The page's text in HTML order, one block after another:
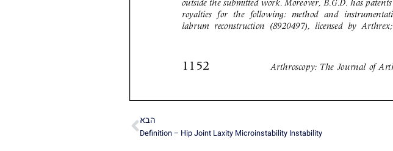
הבא
Definition – Hip Joint Laxity Microinstability Instabilityהבא